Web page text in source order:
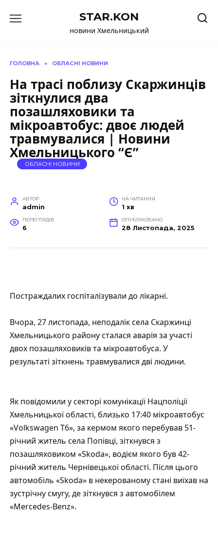
до
STAR.KON
новини Хмельницький
ГОЛОВНА » ОБЛАСНІ НОВИНИ
На трасі поблизу Скаржинців
зіткнулися два
позашляховики та
мікроавтобус: двоє людей
травмувалися | Новини
Хмельницького “Є”
ОБЛАСНІ НОВИНИ
АВТОР
admin
НА ЧИТАННЯ
1 хв
ПЕРЕГЛЯДІВ
6
ОПУБЛІКОВАНО
28 Листопада, 2025
Постраждалих госпіталізували до лікарні.
Вчора, 27 листопада, неподалік села Скаржинці
Хмельницького району сталася аварія за участі
двох позашляховиків та мікроавтобуса. У
результаті зіткнень травмувалися дві людини.
Як повідомили у секторі комунікації Нацполіції
Хмельницької області, близько 17:40 мікроавтобус
«Volkswagen T6», за кермом якого перебував 51-
річний житель села Попівці, зіткнувся з
позашляховиком «Skoda», водієм якого був 42-
річний житель Чернівецької області. Після цього
автомобіль «Skoda» в некерованому стані виїхав на
зустрічну смугу, де зіткнувся з автомобілем
«Mercedes-Benz».